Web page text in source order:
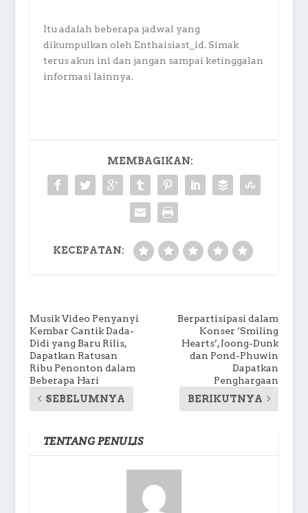
Itu adalah beberapa jadwal yang
dikumpulkan oleh Enthaisiast_id. Simak
terus akun ini dan jangan sampai ketinggalan
informasi lainnya.
MEMBAGIKAN:
KECEPATAN:
Musik Video Penyanyi
Kembar Cantik Dada-
Didi yang Baru Rilis,
Dapatkan Ratusan
Ribu Penonton dalam
Beberapa Hari
SEBELUMNYA
Berpartisipasi dalam
Konser ‘Smiling
Hearts’, Joong-Dunk
dan Pond-Phuwin
Dapatkan
Penghargaan
BERIKUTNYA
TENTANG PENULIS